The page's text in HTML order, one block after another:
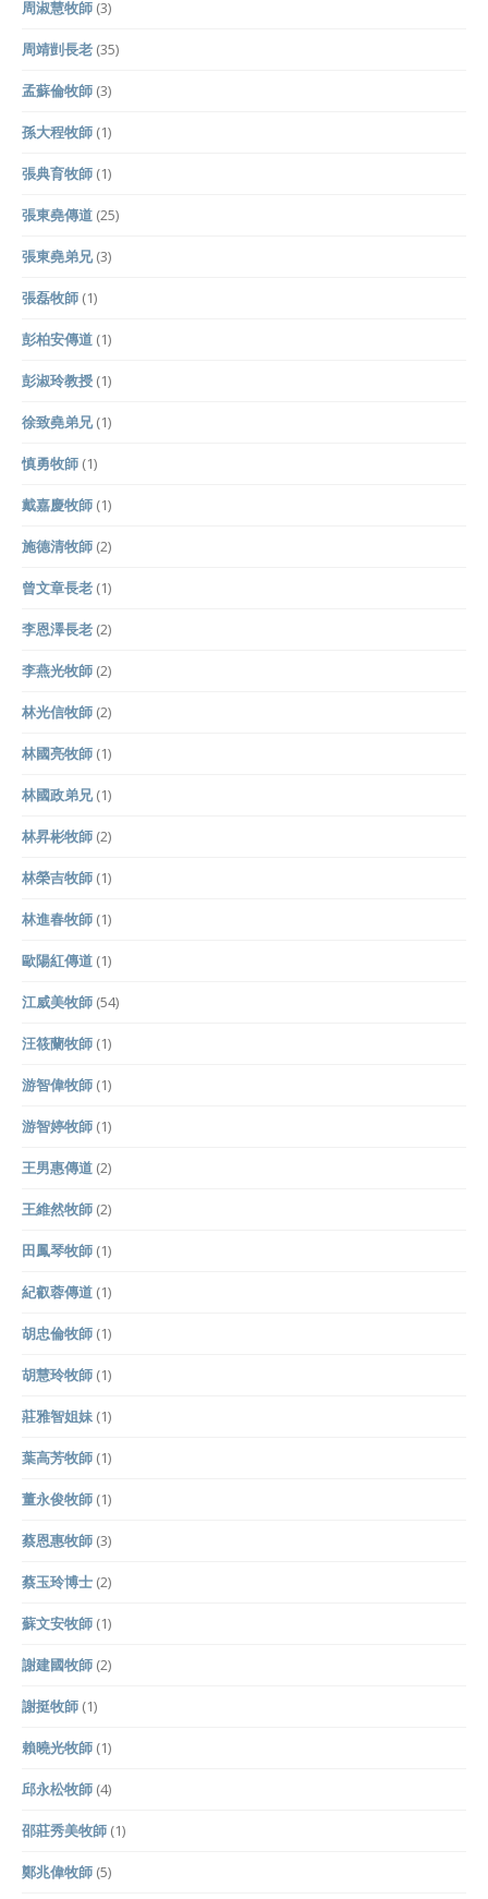
周淑慧牧師 (3)
周靖剴長老 (35)
孟蘇倫牧師 (3)
孫大程牧師 (1)
張典育牧師 (1)
張東堯傳道 (25)
張東堯弟兄(3)
張磊牧師 (1)
彭柏安傳道 (1)
彭淑玲教授 (1)
徐致堯弟兄(1)
慎勇牧師 (1)
戴嘉慶牧師 (1)
施德清牧師 (2)
曾文章長老 (1)
李恩澤長老 (2)
李燕光牧師 (2)
林光信牧師 (2)
林國亮牧師 (1)
林國政弟兄(1)
林昇彬牧師 (2)
林榮吉牧師 (1)
林進春牧師 (1)
歐陽紅傳道 (1)
江威美牧師 (54)
汪筱蘭牧師 (1)
游智偉牧師 (1)
游智婷牧師 (1)
王男惠傳道 (2)
王維然牧師 (2)
田鳳琴牧師 (1)
紀叡蓉傳道 (1)
胡忠倫牧師 (1)
胡慧玲牧師 (1)
莊雅智姐妹 (1)
葉高芳牧師 (1)
董永俊牧師 (1)
蔡恩惠牧師 (3)
蔡玉玲博士 (2)
蘇文安牧師 (1)
謝建國牧師 (2)
謝挺牧師 (1)
賴曉光牧師 (1)
邱永松牧師 (4)
邵莊秀美牧師 (1)
鄭兆偉牧師 (5)